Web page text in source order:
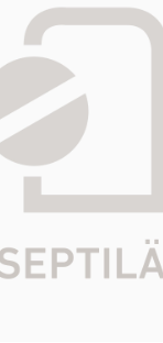
isosorbidi-5-
98 fol
AB
Kela-
Aloita reseptitilaus